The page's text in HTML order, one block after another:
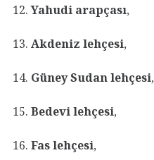
12.Yahudi arapçası,
13. Akdeniz lehçesi,
14. Güney Sudan lehçesi,
15. Bedevi lehçesi,
16. Fas lehçesi,